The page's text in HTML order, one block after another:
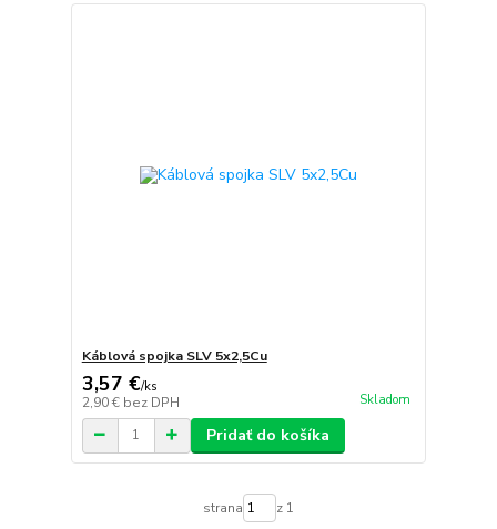
Káblová spojka SLV 5x2,5Cu
3,57 €/ks
2,90 € bez DPH Skladom
Pridať do košíka
strana z 1